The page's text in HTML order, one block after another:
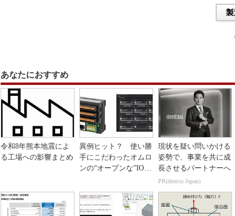
あなたにおすすめ
令和8年熊本地震によ
る工場への影響まとめ
異例ヒット？ 使い勝
手にこだわったオムロ
ンの“オープンな”IO-L
現状を疑い問いかける
姿勢で、事業を共に成
長させるパートナーへ
PR(dentsu Japan)